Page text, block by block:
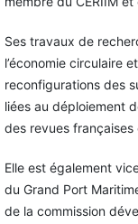
Ses travaux de
l’économie circulaire
reconfigurations des
liées au déploiement
des revues françaises
Elle est également
du Grand Port
de la commission